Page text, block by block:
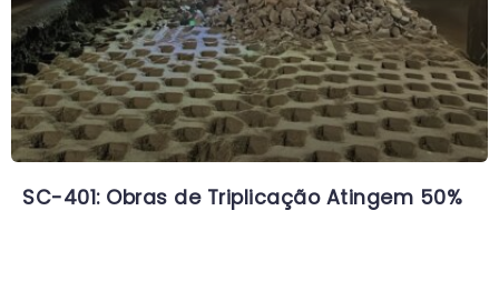
SC-401: Obras de Triplicação Atingem 50%